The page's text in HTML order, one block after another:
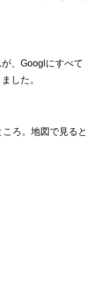
、Googlにすべて
した。
ろ。地図で見ると